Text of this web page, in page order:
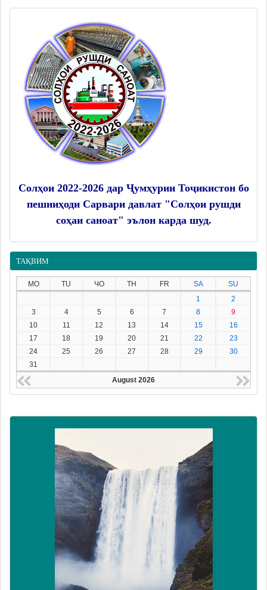
Қарорҳои раиси ноҳия
Қонунҳо
Солҳои 2022-2026 дар Ҷумҳурии Тоҷикистон бо
пешниҳоди Сарвари давлат "Солҳои рушди
соҳаи саноат" эълон карда шуд.
ТАҚВИМ
MO TU ЧО TH FR SA
SU
1
2
3
4 5 6 7 8
9
10
11 12 13 14 15
16
17
18 19 20 21 22
23
24
25 26 27 28 29
30
31
August 2026